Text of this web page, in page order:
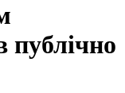
публічно